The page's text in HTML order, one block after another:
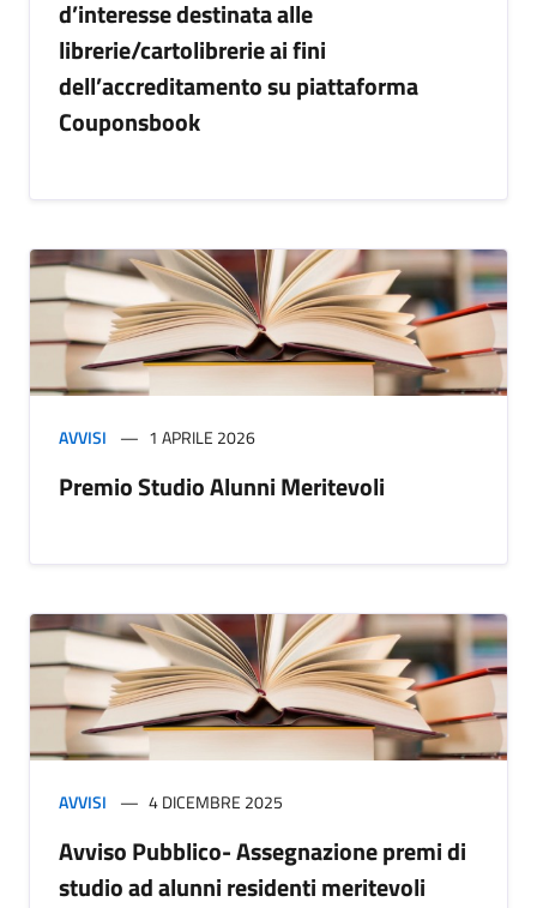
d’interesse destinata alle
librerie/cartolibrerie ai fini
dell’accreditamento su piattaforma
Couponsbook
AVVISI 1 APRILE 2026
Premio Studio Alunni Meritevoli
AVVISI 4 DICEMBRE 2025
Avviso Pubblico- Assegnazione premi di
studio ad alunni residenti meritevoli